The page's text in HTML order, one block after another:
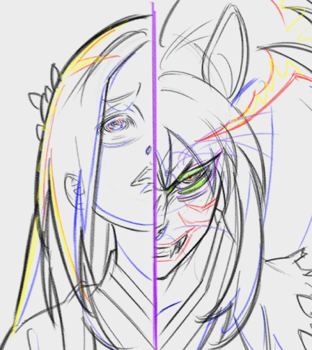
스토리보드 아티스트 김기두
현) STUDIO SHOE소속 감독
이력 및 경력
[이력]
중국 빌리빌리
국내 CMC media
중국 HAOLINERS
미국 WARNER BROS